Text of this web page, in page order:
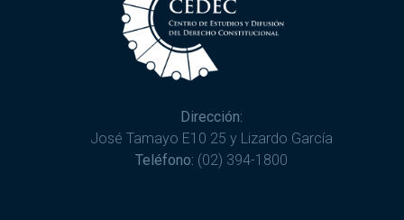
Dirección:
José Tamayo E10 25 y Lizardo García
Teléfono: (02) 394-1800